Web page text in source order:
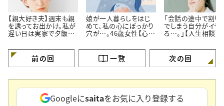
【親大好き夫】週末も親
を誘ってお出かけ。私が
遅い日は実家で夕飯。
なのでは…？
娘が一人暮らしをはじ
めて、私の心にぽっかり
穴が…。46歳女性【心理
談】
「会話の途中で割り
でしまう自分がイヤ
る…。」【人生相談】
前の回 一覧 次の回
Googleにsaitaをお気に入り登録する